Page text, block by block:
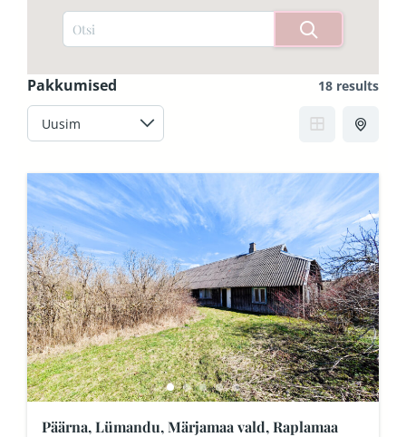
Pakkumised 18 results
Päärna, Lümandu, Märjamaa vald, Raplamaa